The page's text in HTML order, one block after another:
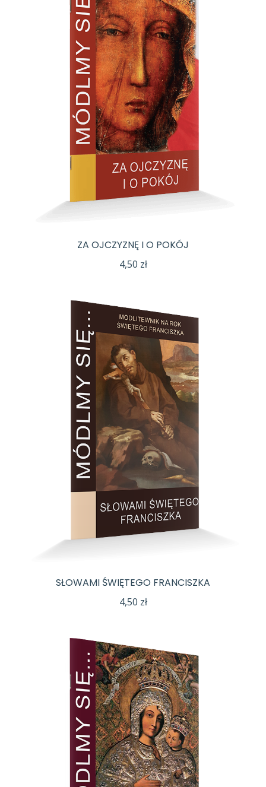
ZA OJCZYZNĘ I O POKÓJ
4,50 zł
SŁOWAMI ŚWIĘTEGO FRANCISZKA
4,50 zł